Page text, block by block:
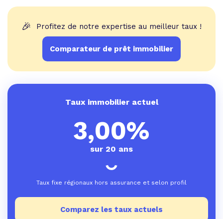
🎉 Profitez de notre expertise au meilleur taux !
Comparateur de prêt immobilier
Taux immobilier actuel
3,00%
sur 20 ans
Taux fixe régionaux hors assurance et selon profil
Comparez les taux actuels